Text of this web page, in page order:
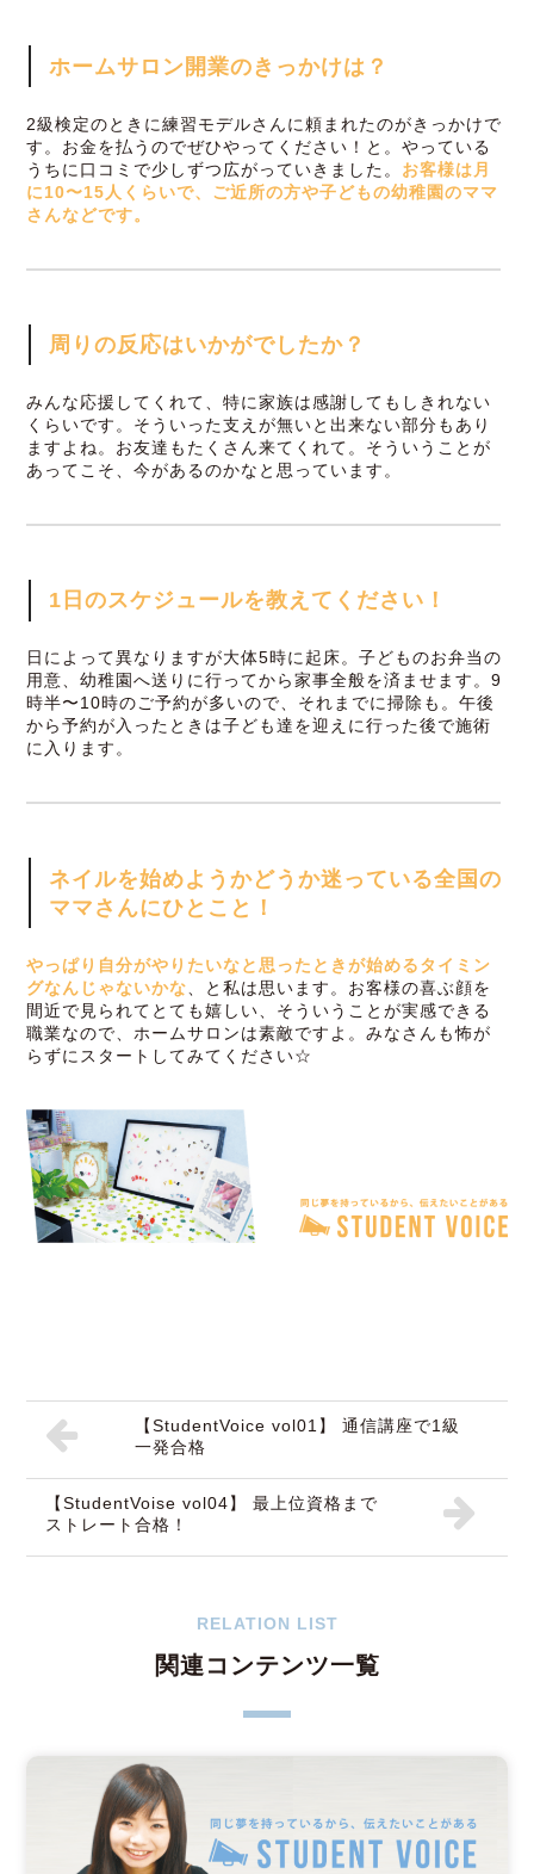
ホームサロン開業のきっかけは？
2級検定のときに練習モデルさんに頼まれたのがきっかけで
す。お金を払うのでぜひやってください！と。やっている
うちに口コミで少しずつ広がっていきました。 お客様は月
に10〜15人くらいで、ご近所の方や子どもの幼稚園のママ
さんなどです。
周りの反応はいかがでしたか？
みんな応援してくれて、特に家族は感謝してもしきれない
くらいです。そういった支えが無いと出来ない部分もあり
ますよね。お友達もたくさん来てくれて。そういうことが
あってこそ、今があるのかなと思っています。
1日のスケジュールを教えてください！
日によって異なりますが大体5時に起床。子どものお弁当の
用意、幼稚園へ送りに行ってから家事全般を済ませます。9
時半〜10時のご予約が多いので、それまでに掃除も。午後
から予約が入ったときは子ども達を迎えに行った後で施術
に入ります。
ネイルを始めようかどうか迷っている全国の
ママさんにひとこと！
やっぱり自分がやりたいなと思ったときが始めるタイミン
グなんじゃないかな 、と私は思います。お客様の喜ぶ顔を
間近で見られてとても嬉しい、そういうことが実感できる
職業なので、ホームサロンは素敵ですよ。みなさんも怖が
らずにスタートしてみてください☆
【StudentVoice vol01】 通信講座で1級
一発合格
【StudentVoise vol04】 最上位資格まで
ストレート合格！
RELATION LIST
関連コンテンツ一覧